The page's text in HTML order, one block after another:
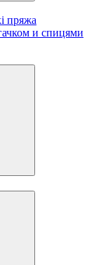
пряжа
и спицями